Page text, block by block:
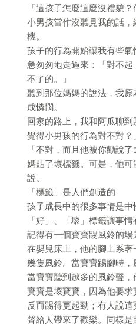
「這孩子怎麼這麼沒禮貌？
小男孩當作沒聽見我的話
機。
孩子的行為開始讓我有些
急匆匆地走過來：「對不
不了的。」
聽到那位媽媽的說法，我
成憐憫。
回家的路上，我和阿瓜聊
覺得小男孩的行為對不對？」
「不對，而且他被你勸說
媽貼了壞標籤。可是，他
說。
「標籤」是人們創造的
孩子成長中的很多事情是
「好」、「壞」標籤讓事情
記得有一個寶寶踢風鈴的
在嬰兒床上，他的腳上系
幾隻風鈴。當寶寶踢腳時，
當寶寶聽到越多的風鈴聲
寶寶是壞寶寶，因為他要
反而踢得更起勁；有人說
聲給人帶來了歡樂。同樣